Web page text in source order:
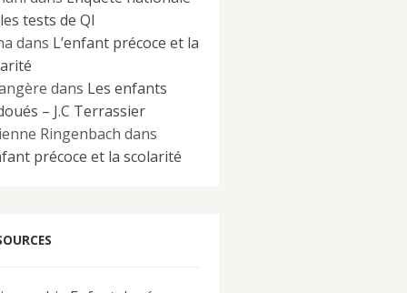
tests de QI
dans L’enfant précoce et la
dans Les enfants
– J.C Terrassier
Ringenbach dans
précoce et la scolarité